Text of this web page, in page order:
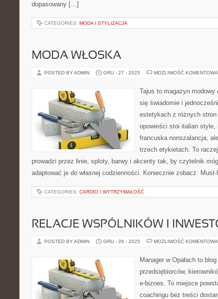
dopasowany […]
CATEGORIES: MODA I STYLIZACJA
MODA WŁOSKA
POSTED BY ADMIN GRU - 27 - 2025 MOŻLIWOŚĆ
Tajus to magazyn
się świadomie i
estetykach z różnych
opowieści stoi italian style,
francuska nonszalancja,
trzech etykietach. To
prowadzi przez linie, sploty, barwy i akcenty tak, by czytelnik
adaptować je do własnej codzienności. Koniecznie zobacz:
CATEGORIES: CARDIO I WYTRZYMAŁOŚĆ
RELACJE WSPÓLNIKÓW I
POSTED BY ADMIN GRU - 26 - 2025 MOŻLIWOŚĆ
Manager w Opałach to
przedsiębiorców,
e-biznes. To miejsce
coachingu bez treści